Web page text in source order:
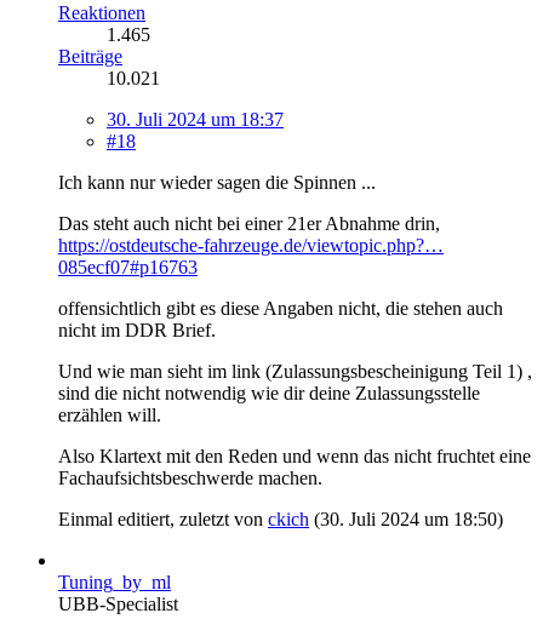
Reaktionen
1.465
Beiträge
10.021
30. Juli 2024 um 18:37
#18
Ich kann nur wieder sagen die Spinnen ...
Das steht auch nicht bei einer 21er Abnahme drin,
https://ostdeutsche-fahrzeuge.de/viewtopic.php?…
085ecf07#p16763
offensichtlich gibt es diese Angaben nicht, die stehen auch
nicht im DDR Brief.
Und wie man sieht im link (Zulassungsbescheinigung Teil 1) ,
sind die nicht notwendig wie dir deine Zulassungsstelle
erzählen will.
Also Klartext mit den Reden und wenn das nicht fruchtet eine
Fachaufsichtsbeschwerde machen.
Einmal editiert, zuletzt von ckich (30. Juli 2024 um 18:50)
Tuning_by_ml
UBB-Specialist